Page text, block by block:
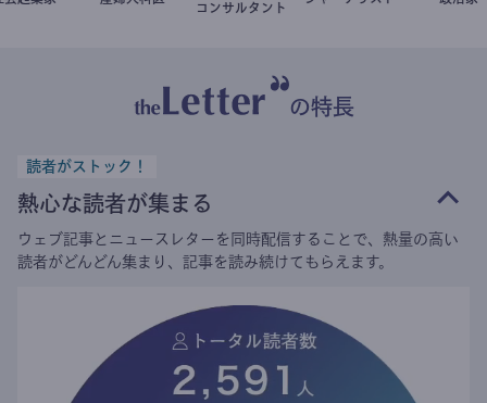
コンサルタント
の特長
読者がストック！
熱心な読者が集まる
ウェブ記事とニュースレターを同時配信することで、熱量の高い
読者がどんどん集まり、記事を読み続けてもらえます。